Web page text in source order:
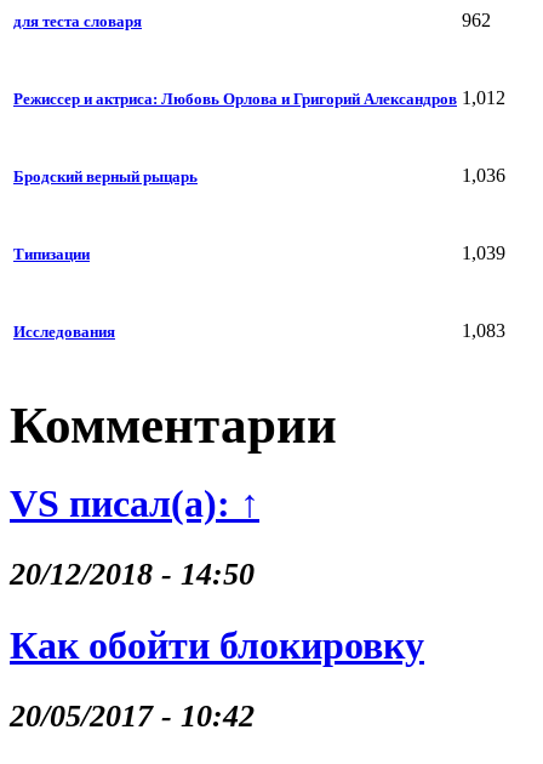
для теста словаря 962
Режиссер и актриса: Любовь Орлова и Григорий Александров 1,012
Бродский верный рыцарь 1,036
Типизации 1,039
Исследования 1,083
Комментарии
VS писал(а): ↑
20/12/2018 - 14:50
Как обойти блокировку
20/05/2017 - 10:42